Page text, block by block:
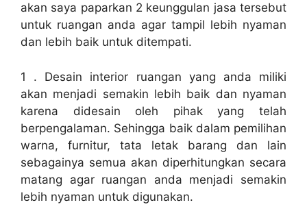
akan saya paparkan 2 keunggulan jasa tersebut
untuk ruangan anda agar tampil lebih nyaman
dan lebih baik untuk ditempati.
1 . Desain interior ruangan yang anda miliki
akan menjadi semakin lebih baik dan nyaman
karena didesain oleh pihak yang telah
berpengalaman. Sehingga baik dalam pemilihan
warna, furnitur, tata letak barang dan lain
sebagainya semua akan diperhitungkan secara
matang agar ruangan anda menjadi semakin
lebih nyaman untuk digunakan.